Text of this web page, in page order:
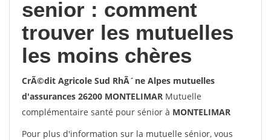
senior : comment
trouver les mutuelles
les moins chères
CrÃ©dit Agricole Sud RhÃ´ne Alpes mutuelles
d'assurances 26200 MONTELIMAR Mutuelle
complémentaire santé pour sénior à MONTELIMAR
Pour plus d'information sur la mutuelle sénior, vous